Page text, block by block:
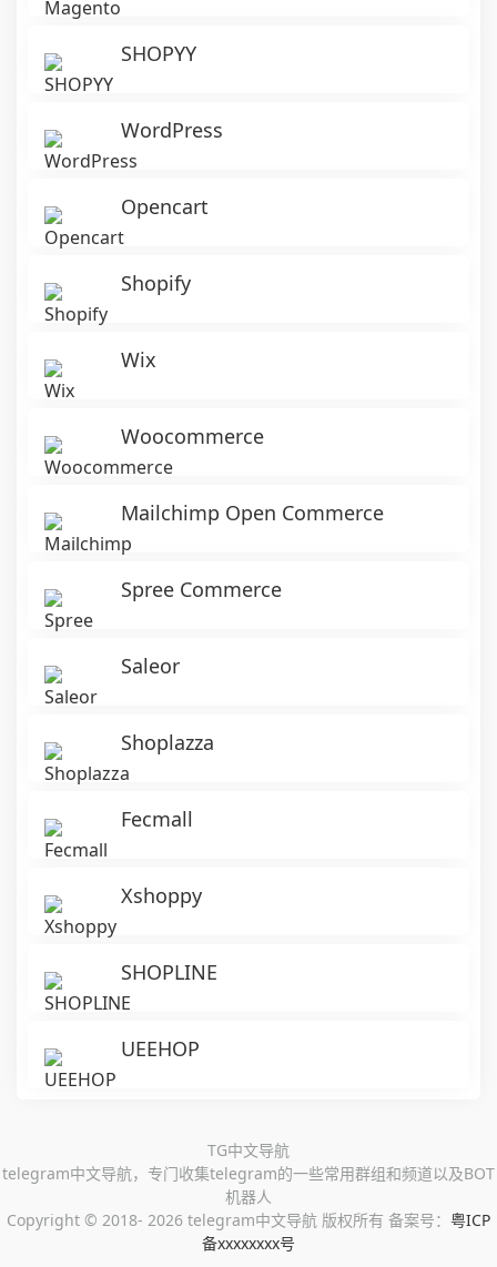
SHOPYY
WordPress
Opencart
Shopify
Wix
Woocommerce
Mailchimp Open Commerce
Spree Commerce
Saleor
Shoplazza
Fecmall
Xshoppy
SHOPLINE
UEEHOP
TG中文导航
telegram中文导航，专门收集telegram的一些常用群组和频道以及BOT
机器人
Copyright © 2018- 2026 telegram中文导航 版权所有 备案号： 粤ICP
备xxxxxxxx号